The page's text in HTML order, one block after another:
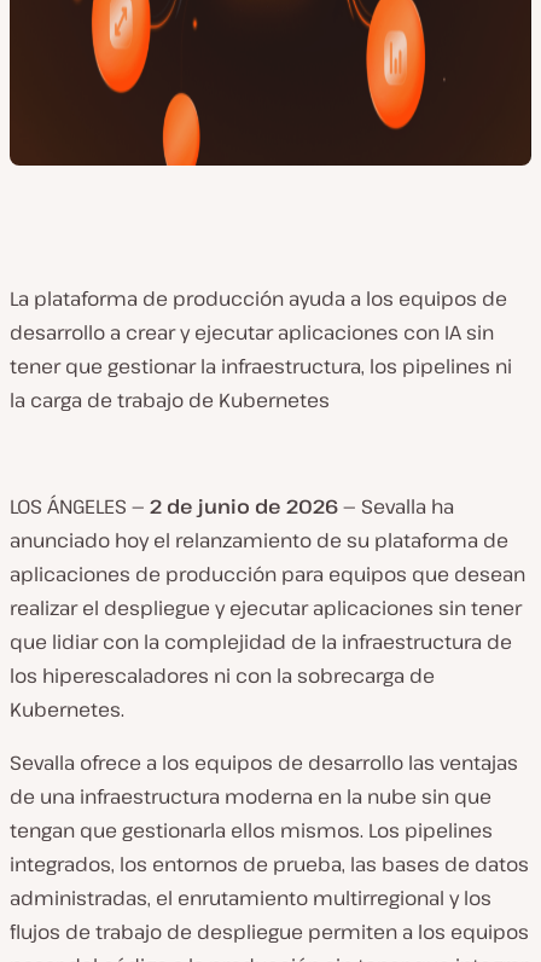
La plataforma de producción ayuda a los equipos de
desarrollo a crear y ejecutar aplicaciones con IA sin
tener que gestionar la infraestructura, los pipelines ni
la carga de trabajo de Kubernetes
LOS ÁNGELES — 2 de junio de 2026 — Sevalla ha
anunciado hoy el relanzamiento de su plataforma de
aplicaciones de producción para equipos que desean
realizar el despliegue y ejecutar aplicaciones sin tener
que lidiar con la complejidad de la infraestructura de
los hiperescaladores ni con la sobrecarga de
Kubernetes.
Sevalla ofrece a los equipos de desarrollo las ventajas
de una infraestructura moderna en la nube sin que
tengan que gestionarla ellos mismos. Los pipelines
integrados, los entornos de prueba, las bases de datos
administradas, el enrutamiento multirregional y los
flujos de trabajo de despliegue permiten a los equipos